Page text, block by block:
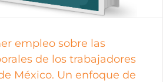
empleo sobre las
de los trabajadores
México. Un enfoque de